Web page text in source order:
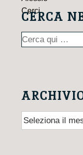
CERCA
Cerca:
Archivio